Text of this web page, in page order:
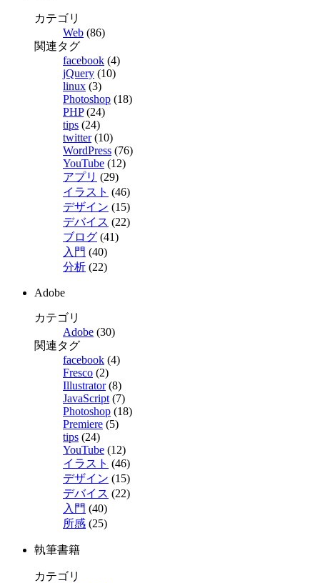
カテゴリ
Web (86)
関連タグ
facebook (4)
jQuery (10)
linux (3)
Photoshop (18)
PHP(24)
tips (24)
twitter(10)
WordPress (76)
YouTube (12)
アプリ (29)
イラスト (46)
デザイン (15)
デバイス (22)
ブログ (41)
入門 (40)
分析 (22)
Adobe
カテゴリ
Adobe (30)
関連タグ
facebook (4)
Fresco (2)
Illustrator(8)
JavaScript (7)
Photoshop (18)
Premiere (5)
tips (24)
YouTube (12)
イラスト (46)
デザイン (15)
デバイス (22)
入門 (40)
所感 (25)
執筆書籍
カテゴリ